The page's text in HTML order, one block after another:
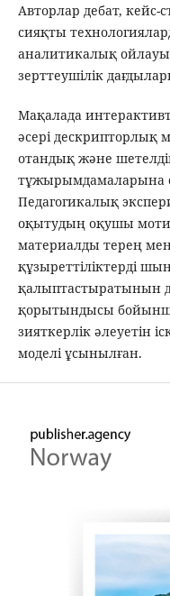
Авторлар дебат,
сияқты
аналитикалық
зерттеушілік
Мақалада
әсері дескрипторлық
отандық және
тұжырымдамаларына
Педагогикалық
оқытудың оқушы
материалды терең
құзыреттіліктерді
қалыптастыратынын
қорытындысы
зияткерлік әлеуетін
моделі ұсынылған.